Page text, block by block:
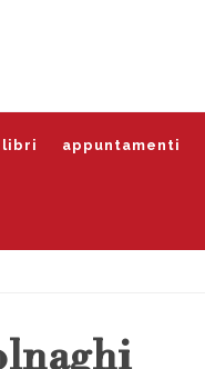
libri appuntamenti